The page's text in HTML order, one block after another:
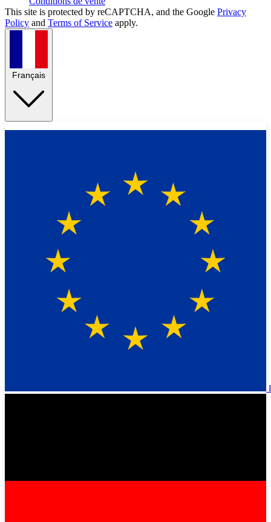
This site is protected by reCAPTCHA, and the Google Privacy
Policy and Terms of Service apply.
Français